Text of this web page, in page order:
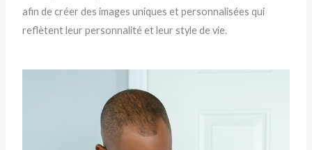
afin de créer des images uniques et personnalisées qui
reflètent leur personnalité et leur style de vie.